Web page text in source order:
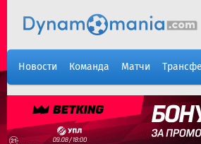
Новости Команда Матчи